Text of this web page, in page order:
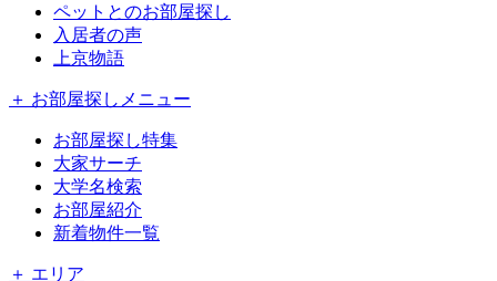
ペットとのお部屋探し
入居者の声
上京物語
＋ お部屋探しメニュー
お部屋探し特集
大家サーチ
大学名検索
お部屋紹介
新着物件一覧
＋ エリア